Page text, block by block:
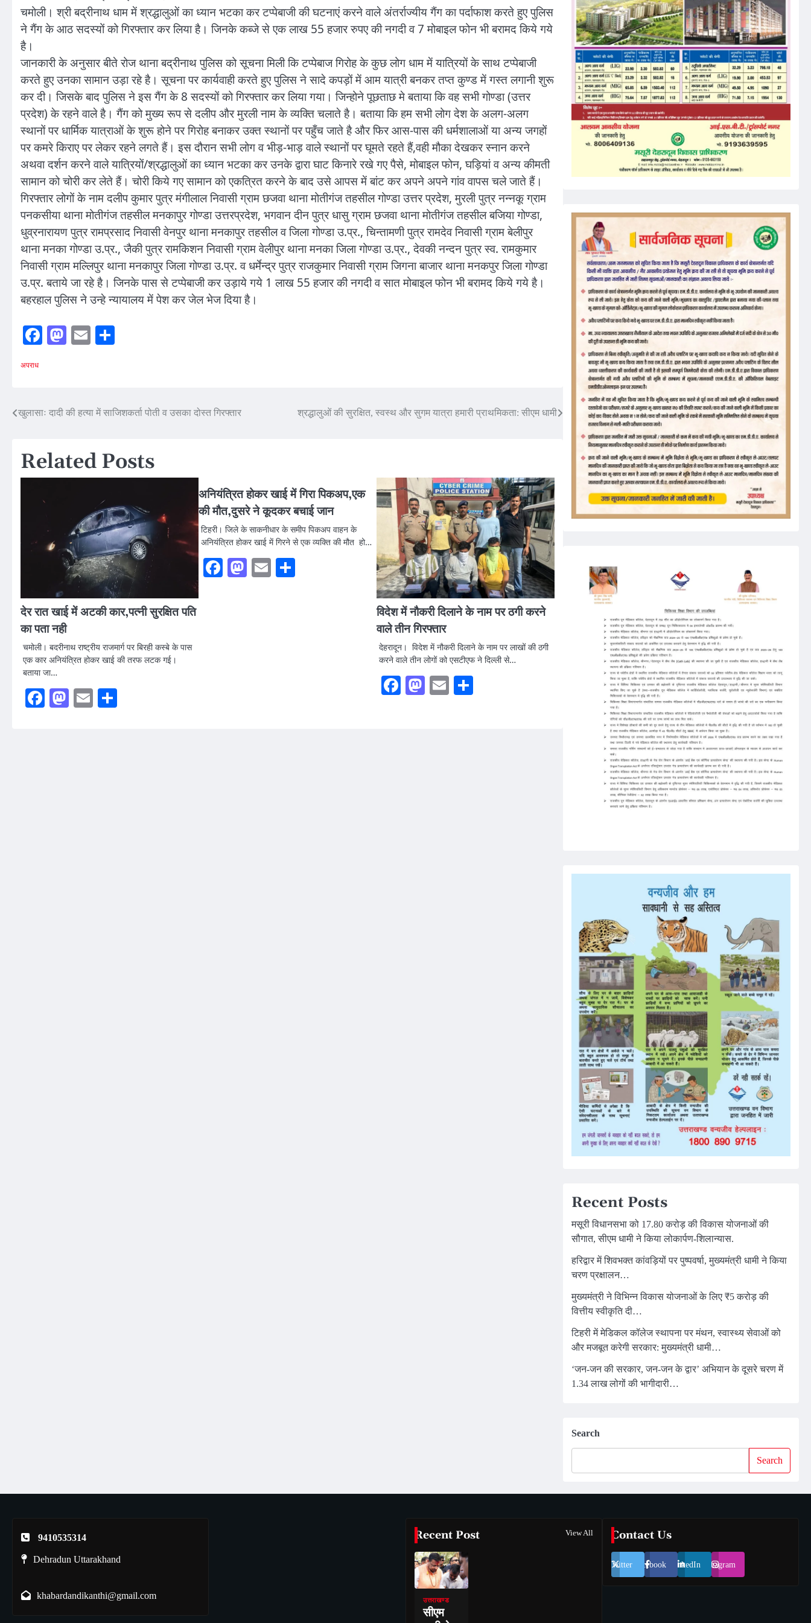
चमोली। श्री बद्रीनाथ धाम में श्रद्धालुओं का ध्यान भटका कर टप्पेबाजी की घटनाएं करने वाले अंतर्राज्यीय गैंग का पर्दाफाश करते हुए पुलिस
ने गैंग के आठ सदस्यों को गिरफ्तार कर लिया है। जिनके कब्जे से एक लाख 55 हजार रुपए की नगदी व 7 मोबाइल फोन भी बरामद किये गये
है।
जानकारी के अनुसार बीते रोज थाना बद्रीनाथ पुलिस को सूचना मिली कि टप्पेबाज गिरोह के कुछ लोग धाम में यात्रियों के साथ टप्पेबाजी
करते हुए उनका सामान उड़ा रहे है। सूचना पर कार्यवाही करते हुए पुलिस ने सादे कपड़ों में आम यात्री बनकर तप्त कुण्ड में गस्त लगानी शुरू
कर दी। जिसके बाद पुलिस ने इस गैंग के 8 सदस्यों को गिरफ्तार कर लिया गया। जिन्होने पूछताछ मे बताया कि वह सभी गोण्डा (उत्तर
प्रदेश) के रहने वाले है। गैंग को मुख्य रूप से दलीप और मुरली नाम के व्यक्ति चलाते है। बताया कि हम सभी लोग देश के अलग-अलग
स्थानों पर धार्मिक यात्राओं के शुरू होने पर गिरोह बनाकर उक्त स्थानों पर पहुँच जाते है और फिर आस-पास की धर्मशालाओं या अन्य जगहों
पर कमरे किराए पर लेकर रहने लगते हैं। इस दौरान सभी लोग व भीड़-भाड़ वाले स्थानों पर घूमते रहते हैं,वही मौका देखकर स्नान करने
अथवा दर्शन करने वाले यात्रियों/श्रद्धालुओं का ध्यान भटका कर उनके द्वारा घाट किनारे रखे गए पैसे, मोबाइल फोन, घड़ियां व अन्य कीमती
सामान को चोरी कर लेते हैं। चोरी किये गए सामान को एकत्रित करने के बाद उसे आपस में बांट कर अपने अपने गांव वापस चले जाते हैं।
गिरफ्तार लोगों के नाम दलीप कुमार पुत्र मंगीलाल निवासी ग्राम छजवा थाना मोतीगंज तहसील गोण्डा उत्तर प्रदेश, मुरली पुत्र नन्नकू ग्राम
पनकसीया थाना मोतीगंज तहसील मनकापुर गोण्डा उत्तरप्रदेश, भगवान दीन पुत्र धासु ग्राम छजवा थाना मोतीगंज तहसील बजिया गोण्डा,
धुव्रनारायण पुत्र रामप्रसाद निवासी वेनपुर थाना मनकापुर तहसील व जिला गोण्डा उ.प्र., चिन्तामणी पुत्र रामदेव निवासी ग्राम बेलीपुर
थाना मनका गोण्डा उ.प्र., जैकी पुत्र रामकिशन निवासी ग्राम वेलीपुर थाना मनका जिला गोण्डा उ.प्र., देवकी नन्दन पुत्र स्व. रामकुमार
निवासी ग्राम मल्लिपुर थाना मनकापुर जिला गोण्डा उ.प्र. व धर्मेन्द्र पुत्र राजकुमार निवासी ग्राम जिगना बाजार थाना मनकपुर जिला गोण्डा
उ.प्र. बताये जा रहे है। जिनके पास से टप्पेबाजी कर उड़ाये गये 1 लाख 55 हजार की नगदी व सात मोबाइल फोन भी बरामद किये गये है।
बहरहाल पुलिस ने उन्हे न्यायालय में पेश कर जेल भेज दिया है।
Facebook
Mastodon
Email
अपराध
Post
खुलासाः दादी की हत्या में साजिशकर्ता पोती व उसका दोस्त गिरफ्तार श्रद्धालुओं की सुरक्षित, स्वस्थ और सुगम यात्रा हमारी प्राथमिकता: सीएम धामी
Related Posts
देर रात खाई में अटकी कार,पत्नी सुरक्षित पति
का पता नही
चमोली। बदरीनाथ राष्ट्रीय राजमार्ग पर बिरही कस्बे के पास
एक कार अनियंत्रित होकर खाई की तरफ लटक गई।
बताया जा…
Facebook
Mastodon
Email
अनियंत्रित होकर खाई में गिरा पिकअप,एक
की मौत,दुसरे ने कूदकर बचाई जान
टिहरी। जिले के साकनीधार के समीप पिकअप वाहन के
अनियंत्रित होकर खाई में गिरने से एक व्यक्ति की मौत हो…
Facebook
Mastodon
Email
विदेश में नौकरी दिलाने के नाम पर ठगी करने
वाले तीन गिरफ्तार
देहरादून। विदेश में नौकरी दिलाने के नाम पर लाखों की ठगी
करने वाले तीन लोगों को एसटीएफ ने दिल्ली से…
Facebook
Mastodon
Email
Recent Posts
मसूरी विधानसभा को 17.80 करोड़ की विकास योजनाओं की
सौगात, सीएम धामी ने किया लोकार्पण-शिलान्यास.
हरिद्वार में शिवभक्त कांवड़ियों पर पुष्पवर्षा, मुख्यमंत्री धामी ने किया
चरण प्रक्षालन…
मुख्यमंत्री ने विभिन्न विकास योजनाओं के लिए ₹5 करोड़ की
वित्तीय स्वीकृति दी…
टिहरी में मेडिकल कॉलेज स्थापना पर मंथन, स्वास्थ्य सेवाओं को
और मजबूत करेगी सरकार: मुख्यमंत्री धामी…
‘जन-जन की सरकार, जन-जन के द्वार’ अभियान के दूसरे चरण में
1.34 लाख लोगों की भागीदारी…
Search
Search
9410535314
Dehradun Uttarakhand
khabardandikanthi@gmail.com
Recent Post View All
उत्तराखण्ड
सीएम
Contact Us
Twitter Facebook LinkedIn Instagram